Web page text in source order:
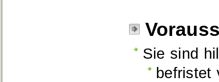
Sie sind
befristet